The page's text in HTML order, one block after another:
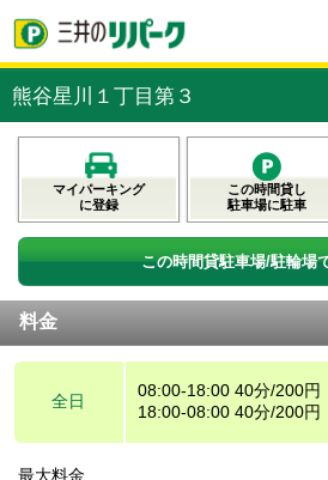
熊谷星川１丁目第３
マイパーキング
に登録
この時間貸し
駐車場に駐車
この時間貸駐車場/駐輪場
料金
全日
08:00-18:00 40分/200円
18:00-08:00 40分/200円
最大料金